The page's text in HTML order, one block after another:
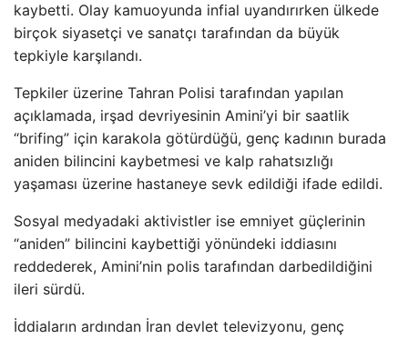
kaybetti. Olay kamuoyunda infial uyandırırken ülkede
birçok siyasetçi ve sanatçı tarafından da büyük
tepkiyle karşılandı.
Tepkiler üzerine Tahran Polisi tarafından yapılan
açıklamada, irşad devriyesinin Amini’yi bir saatlik
“brifing” için karakola götürdüğü, genç kadının burada
aniden bilincini kaybetmesi ve kalp rahatsızlığı
yaşaması üzerine hastaneye sevk edildiği ifade edildi.
Sosyal medyadaki aktivistler ise emniyet güçlerinin
“aniden” bilincini kaybettiği yönündeki iddiasını
reddederek, Amini’nin polis tarafından darbedildiğini
ileri sürdü.
İddiaların ardından İran devlet televizyonu, genç